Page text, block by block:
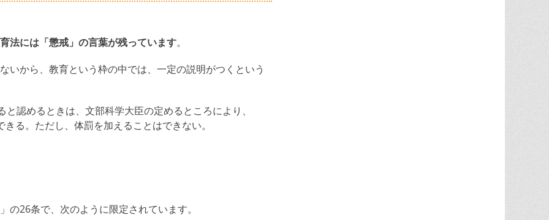
法には「懲戒」の言葉が残っています。
から、教育という枠の中では、一定の説明がつくという
認めるときは、文部科学大臣の定めるところにより、
る。ただし、体罰を加えることはできない。
」の26条で、次のように限定されています。